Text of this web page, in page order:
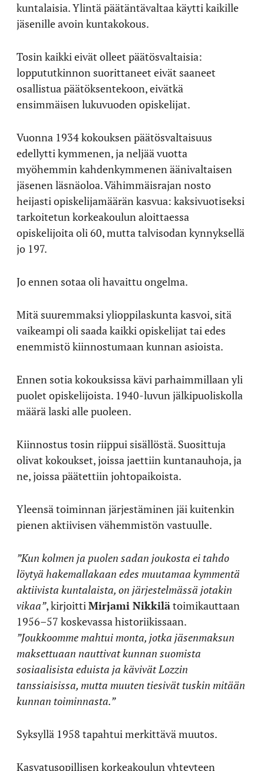
kuntalaisia. Ylintä päätäntävaltaa käytti kaikille
jäsenille avoin kuntakokous.
Tosin kaikki eivät olleet päätösvaltaisia:
loppututkinnon suorittaneet eivät saaneet
osallistua päätöksentekoon, eivätkä
ensimmäisen lukuvuoden opiskelijat.
Vuonna 1934 kokouksen päätösvaltaisuus
edellytti kymmenen, ja neljää vuotta
myöhemmin kahdenkymmenen äänivaltaisen
jäsenen läsnäoloa. Vähimmäisrajan nosto
heijasti opiskelijamäärän kasvua: kaksivuotiseksi
tarkoitetun korkeakoulun aloittaessa
opiskelijoita oli 60, mutta talvisodan kynnyksellä
jo 197.
Jo ennen sotaa oli havaittu ongelma.
Mitä suuremmaksi ylioppilaskunta kasvoi, sitä
vaikeampi oli saada kaikki opiskelijat tai edes
enemmistö kiinnostumaan kunnan asioista.
Ennen sotia kokouksissa kävi parhaimmillaan yli
puolet opiskelijoista. 1940-luvun jälkipuoliskolla
määrä laski alle puoleen.
Kiinnostus tosin riippui sisällöstä. Suosittuja
olivat kokoukset, joissa jaettiin kuntanauhoja, ja
ne, joissa päätettiin johtopaikoista.
Yleensä toiminnan järjestäminen jäi kuitenkin
pienen aktiivisen vähemmistön vastuulle.
”Kun kolmen ja puolen sadan joukosta ei tahdo
löytyä hakemallakaan edes muutamaa kymmentä
aktiivista kuntalaista, on järjestelmässä jotakin
vikaa”, kirjoittiMirjami Nikkilätoimikauttaan
1956–57 koskevassa historiikissaan.
”Joukkoomme mahtui monta, jotka jäsenmaksun
maksettuaan nauttivat kunnan suomista
sosiaalisista eduista ja kävivät Lozzin
tanssiaisissa, mutta muuten tiesivät tuskin mitään
kunnan toiminnasta.”
Syksyllä 1958 tapahtui merkittävä muutos.
Kasvatusopillisen korkeakoulun yhteyteen